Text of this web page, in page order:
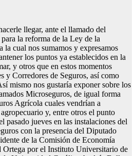
llegar, ante el llamado del
la reforma de la Ley de la
la cual nos sumamos y expresamos
los puntos ya establecidos en la
y otros que en estos momentos
y Corredores de Seguros, así como
mismo nos gustaría exponer sobre los
Microseguros, de igual forma
Agrícola cuales vendrían a
y, entre otros el punto
pasado jueves en las instalaciones del
con la presencia del Diputado
de la Comisión de Economía
por el Instituto Universitario de